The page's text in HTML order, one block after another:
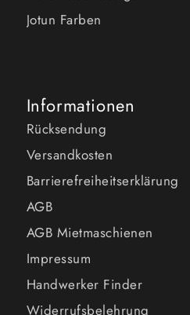
Jotun Farben
Informationen
Rücksendung
Versandkosten
Barrierefreiheitserklärung
AGB
AGB Mietmaschienen
Impressum
Handwerker Finder
Widerrufsbelehrung